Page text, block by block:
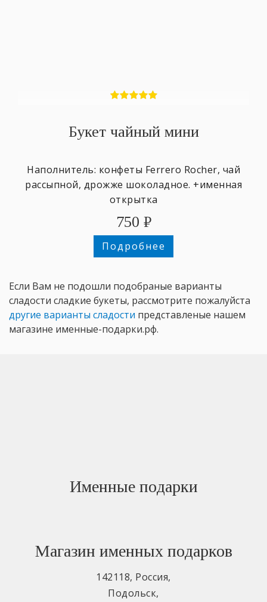
Букет чайный мини
Наполнитель: конфеты Ferrero Rocher, чай
рассыпной, дрожже шоколадное. +именная
открытка
750 ₽
Подробнее
Если Вам не подошли подобраные варианты
сладости сладкие букеты, рассмотрите пожалуйста
другие варианты сладости представленые нашем
магазине именные-подарки.рф.
Именные подарки
Магазин именных подарков
142118, Россия,
Подольск,